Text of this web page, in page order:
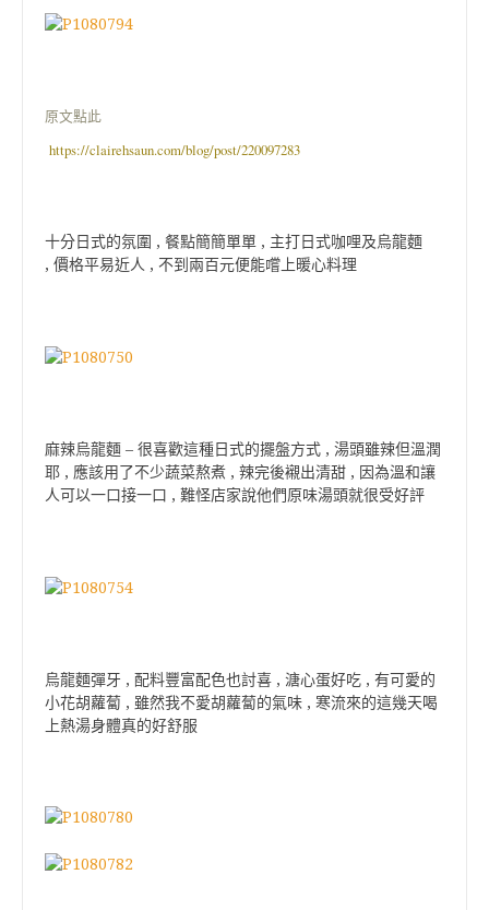
原文點此
https://clairehsaun.com/blog/post/220097283
十分日式的氛圍 , 餐點簡簡單單 , 主打日式咖哩及烏龍麵
, 價格平易近人 , 不到兩百元便能嚐上暖心料理
麻辣烏龍麵 – 很喜歡這種日式的擺盤方式 , 湯頭雖辣但溫潤
耶 , 應該用了不少蔬菜熬煮 , 辣完後襯出清甜 , 因為溫和讓
人可以一口接一口 , 難怪店家說他們原味湯頭就很受好評
烏龍麵彈牙 , 配料豐富配色也討喜 , 溏心蛋好吃 , 有可愛的
小花胡蘿蔔 , 雖然我不愛胡蘿蔔的氣味 , 寒流來的這幾天喝
上熱湯身體真的好舒服